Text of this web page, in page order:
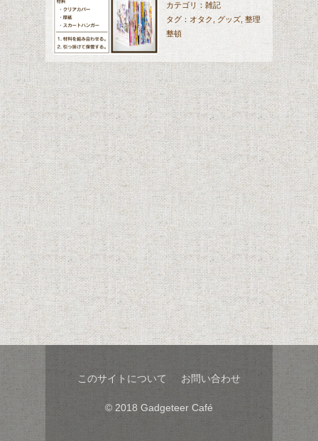
カテゴリ： 雑記
タグ： オタク グッズ 整理
整頓
今回、ご紹介する収納方法は、厚紙とクリアカバーの組
み合わせにより、折れたり傷ついたりもせず、ひと目で
中身もしっかり確認出来ます。それにスカートハンガー
を組み合わせる事で、あらゆるものに引っ掛けらるよう
になります。汎用性抜群です。是非、大切なポスターが
折れたり傷ついたりする前に、この収納方法を試してみ
て下さい。
このサイトについて お問い合わせ
© 2018 Gadgeteer Café